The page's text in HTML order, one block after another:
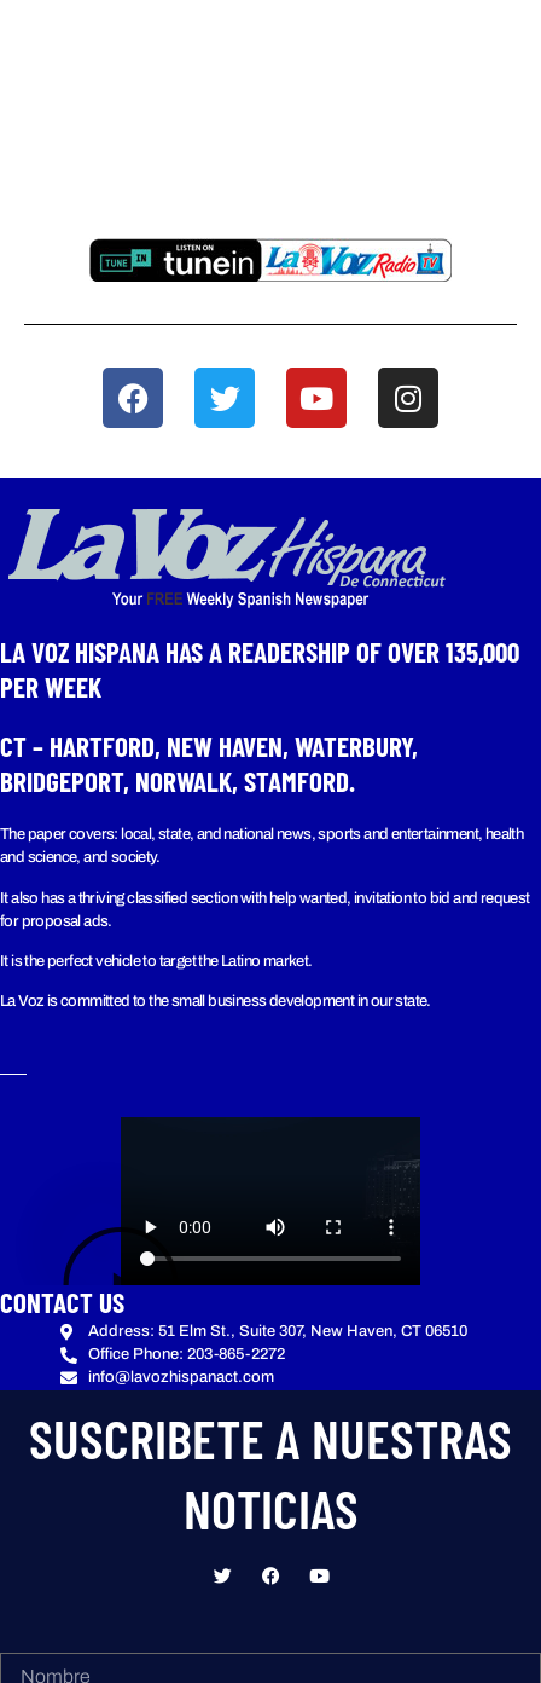
LA VOZ HISPANA HAS A READERSHIP OF OVER 135,000
PER WEEK​
CT – HARTFORD, NEW HAVEN, WATERBURY,
BRIDGEPORT, NORWALK, STAMFORD.
The paper covers: local, state, and national news, sports and entertainment, health
and science, and society.
It also has a thriving classified section with help wanted, invitation to bid and request
for proposal ads.
It is the perfect vehicle to target the Latino market.
La Voz is committed to the small business development in our state.
CONTACT US
Address: 51 Elm St., Suite 307, New Haven, CT 06510
Office Phone: 203-865-2272
info@lavozhispanact.com
SUSCRIBETE A NUESTRAS
NOTICIAS